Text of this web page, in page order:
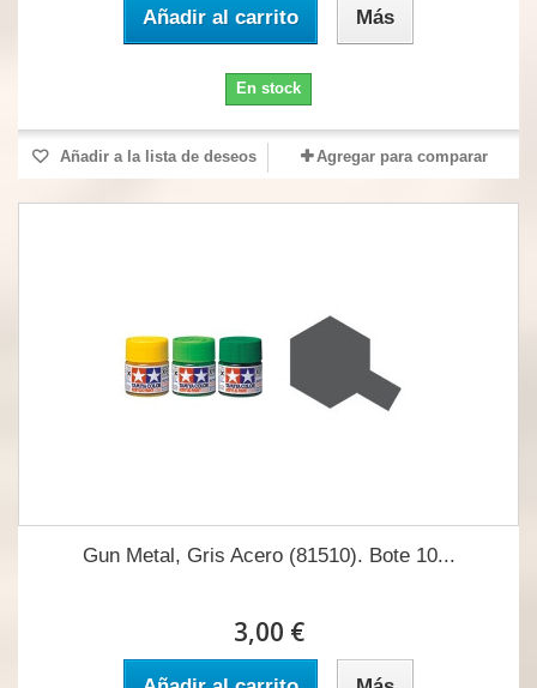
Añadir al carrito Más
En stock
Añadir a la lista de deseos Agregar para comparar
Gun Metal, Gris Acero (81510). Bote 10...
3,00 €